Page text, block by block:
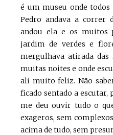
é um museu onde
Pedro andava a correr
andou ela e os muitos
jardim de verdes e
mergulhava atirada das
muitas noites e onde
ali muito feliz. Não
ficado sentado a escutar,
me deu ouvir tudo o
exageros, sem
acima de tudo, sem